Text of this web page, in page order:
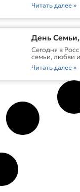
Читать далее »
День
Сегодня в
семьи, любви
Читать далее »